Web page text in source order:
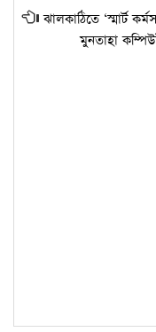
ঝালকাঠিতে ‘স্মার্ট
মুনতাহা